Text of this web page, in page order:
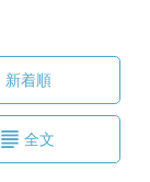
新着順
全文